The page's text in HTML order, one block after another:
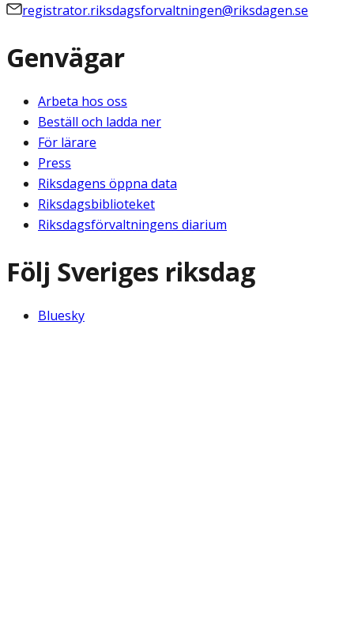
registrator.riksdagsforvaltningen@riksdagen.se
Genvägar
Arbeta hos oss
Beställ och ladda ner
För lärare
Press
Riksdagens öppna data
Riksdagsbiblioteket
Riksdagsförvaltningens diarium
Följ Sveriges riksdag
Bluesky